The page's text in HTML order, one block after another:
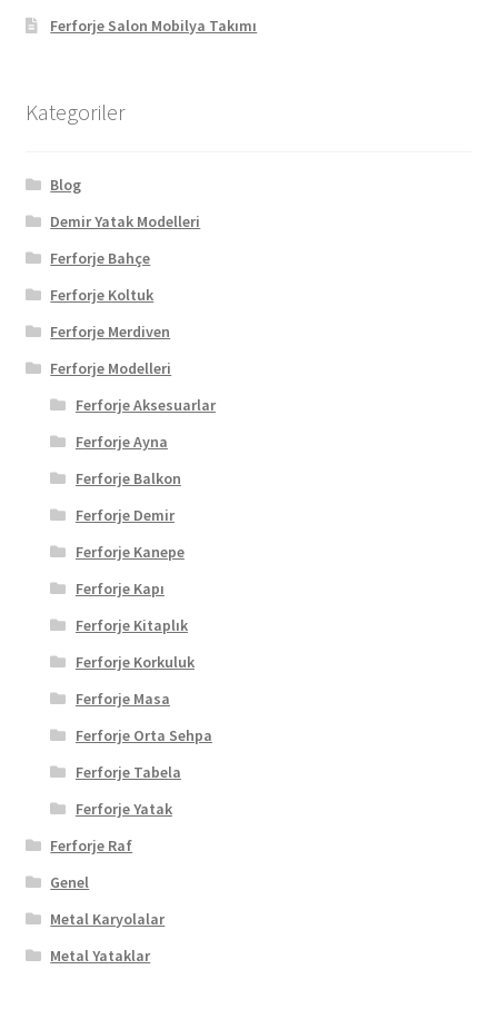
Ferforje Salon Mobilya Takımı
Kategoriler
Blog
Demir Yatak Modelleri
Ferforje Bahçe
Ferforje Koltuk
Ferforje Merdiven
Ferforje Modelleri
Ferforje Aksesuarlar
Ferforje Ayna
Ferforje Balkon
Ferforje Demir
Ferforje Kanepe
Ferforje Kapı
Ferforje Kitaplık
Ferforje Korkuluk
Ferforje Masa
Ferforje Orta Sehpa
Ferforje Tabela
Ferforje Yatak
Ferforje Raf
Genel
Metal Karyolalar
Metal Yataklar